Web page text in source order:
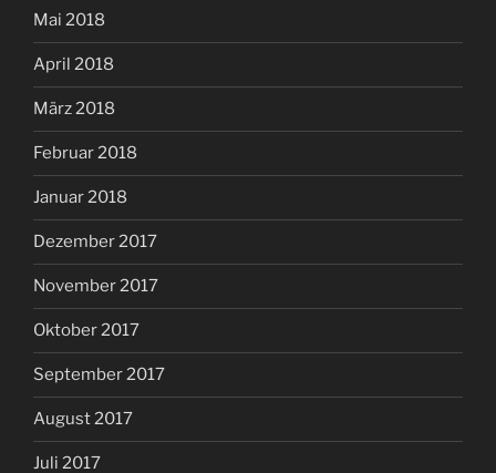
Mai 2018
April 2018
März 2018
Februar 2018
Januar 2018
Dezember 2017
November 2017
Oktober 2017
September 2017
August 2017
Juli 2017